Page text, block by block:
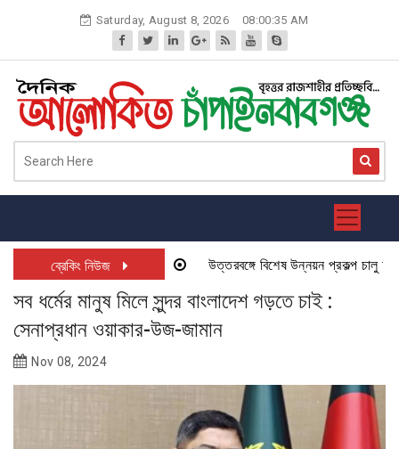
Saturday, August 8, 2026 08:00:35 AM
ব্রেকিং নিউজ উত্তরবঙ্গে বিশেষ উন্নয়ন প্রকল্প চালু হতে
সব ধর্মের মানুষ মিলে সুন্দর বাংলাদেশ গড়তে চাই :
সেনাপ্রধান ওয়াকার-উজ-জামান
Nov 08, 2024